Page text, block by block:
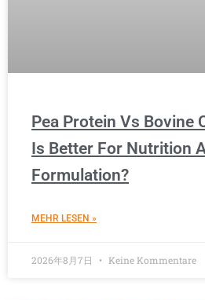
Pea Protein Vs Bovine
Is Better For Nutrition
Formulation?
MEHR LESEN »
2026年8月7日 Keine Kommentare